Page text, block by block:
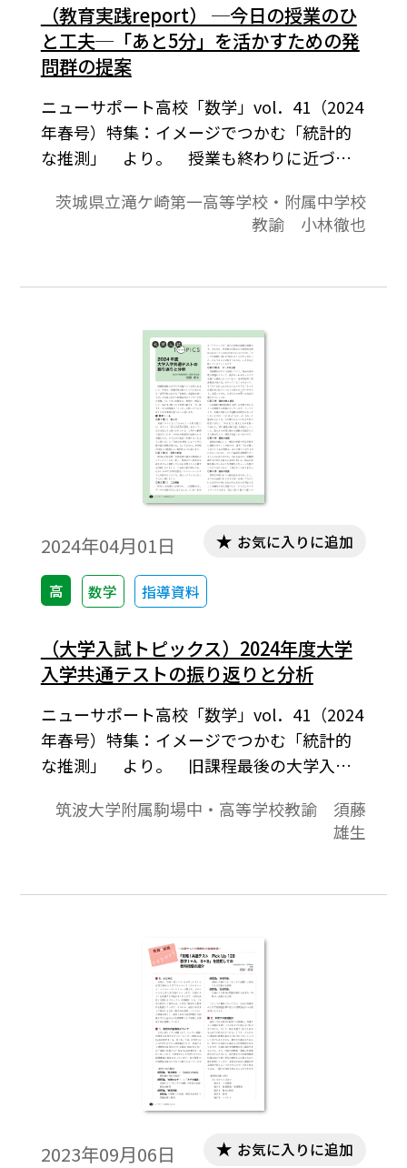
（教育実践report） ─今日の授業のひ
と工夫─「あと5分」を活かすための発
問群の提案
ニューサポート高校「数学」vol．41（2024
年春号）特集：イメージでつかむ「統計的
な推測」 より。 授業も終わりに近づく
た見方をさせたい…」，あるいは「少し工
夫すると違った展開に…」と思うことがあ
きな効果を目指した発問群」を提案した
茨城県立滝ケ崎第一高等学校・附属中学校
教諭 小林徹也
2024年04月01日
高 数学 指導資料
お気に入りに追加
（大学入試トピックス）2024年度大学
入学共通テストの振り返りと分析
ニューサポート高校「数学」vol．41（2024
年春号）特集：イメージでつかむ「統計的
な推測」 より。 旧課程最後の大学入学
作成方針として打ち出された「高等学校に
おける『主体的・対話的で深い学び』の実
慮」という文言を踏まえ，現場の一教員と
学Ⅱ・Bの各問題の「メッセージ性」につい
て，ありのまま率直に述べたいと思います。
筑波大学附属駒場中・高等学校教諭 須藤
雄生
2023年09月06日 お気に入りに追加